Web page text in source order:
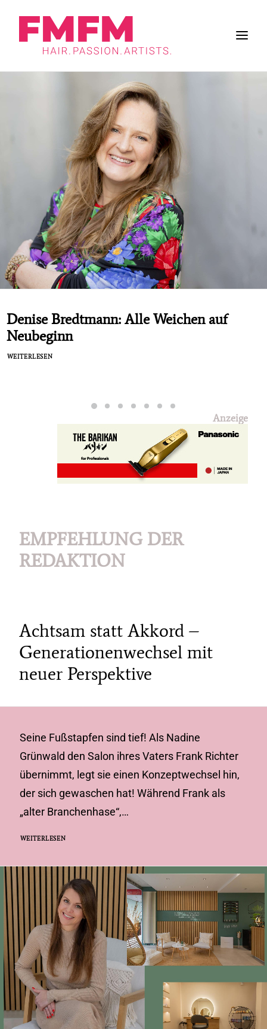
ZUKUNFT DES SALONS
INSPIRATION
WORK & LIFE
BRANCHE
FMFM
SUCHE
Denise Bredtmann: Alle Weichen auf
Neubeginn
WEITERLESEN
Anzeige
EMPFEHLUNG DER
REDAKTION
Achtsam statt Akkord –
Generationenwechsel mit
neuer Perspektive
Seine Fußstapfen sind tief! Als Nadine
Grünwald den Salon ihres Vaters Frank Richter
übernimmt, legt sie einen Konzeptwechsel hin,
der sich gewaschen hat! Während Frank als
„alter Branchenhase“,…
WEITERLESEN